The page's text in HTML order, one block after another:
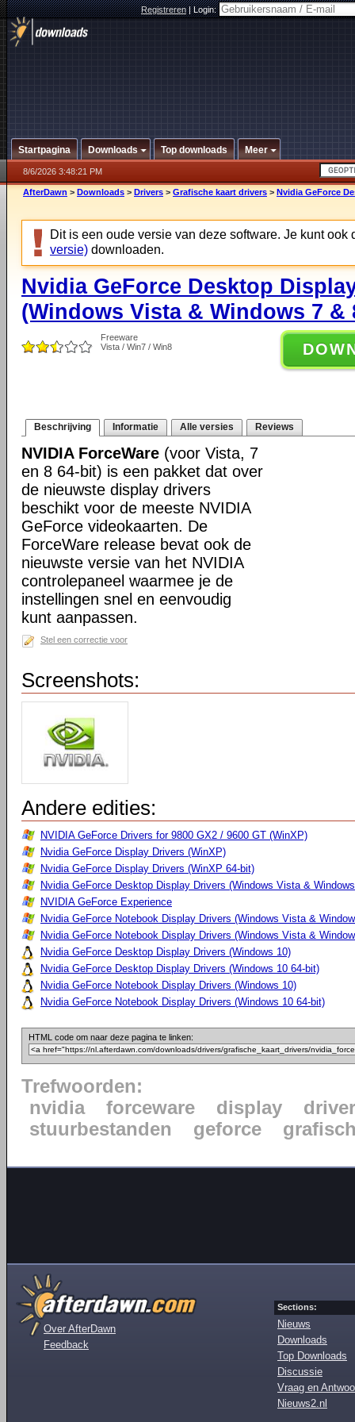
Registreren|Login:
Startpagina Downloads Top downloads Meer
8/6/2026 3:48:21 PM
AfterDawn > Downloads > Drivers > Grafische kaart drivers > Nvidia GeForce
Dit is een oude versie van deze software. Je kunt ook
versie) downloaden.
Nvidia GeForce Desktop
(Windows Vista & Windows 7 &
Freeware
Vista / Win7 / Win8
Beschrijving Informatie Alle versies Reviews
NVIDIA ForceWare (voor Vista, 7
en 8 64-bit) is een pakket dat over
de nieuwste display drivers
beschikt voor de meeste NVIDIA
GeForce videokaarten. De
ForceWare release bevat ook de
nieuwste versie van het NVIDIA
controlepaneel waarmee je de
instellingen snel en eenvoudig
kunt aanpassen.
Stel een correctie voor
Screenshots:
Andere edities:
NVIDIA GeForce Drivers for 9800 GX2 / 9600 GT (WinXP)
Nvidia GeForce Display Drivers (WinXP)
Nvidia GeForce Display Drivers (WinXP 64-bit)
Nvidia GeForce Desktop Display Drivers (Windows Vista &
NVIDIA GeForce Experience
Nvidia GeForce Notebook Display Drivers (Windows Vista &
Nvidia GeForce Notebook Display Drivers (Windows Vista &
Nvidia GeForce Desktop Display Drivers (Windows 10)
Nvidia GeForce Desktop Display Drivers (Windows 10 64-bit)
Nvidia GeForce Notebook Display Drivers (Windows 10)
Nvidia GeForce Notebook Display Drivers (Windows 10 64-bit)
HTML code om naar deze pagina te linken:
Trefwoorden:
nvidia
forceware display
driver
stuurbestanden
geforce
Over AfterDawn
Feedback
Sections:
Nieuws
Downloads
Top Downloads
Discussie
Vraag en
Nieuws2.nl